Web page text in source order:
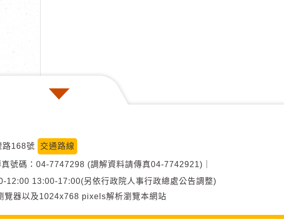
路168號 交通路線
真號碼：04-7747298 (調解資料請傳真04-7742921)
12:00 13:00-17:00(另依行政院人事行政總處公告調整)
器以及1024x768 pixels解析瀏覽本網站